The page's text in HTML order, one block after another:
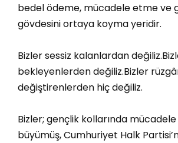
bedel ödeme, mücadele etme ve
gövdesini ortaya koyma yeridir.
Bizler sessiz kalanlardan
bekleyenlerden değiliz.Bizler
değiştirenlerden hiç değiliz.
Bizler; gençlik kollarında
büyümüş, Cumhuriyet Halk